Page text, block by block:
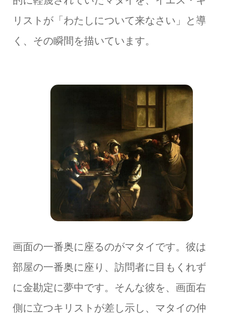
リストが「わたしについて来なさい」と導
く、その瞬間を描いています。
画面の一番奥に座るのがマタイです。彼は
部屋の一番奥に座り、訪問者に目もくれず
に金勘定に夢中です。そんな彼を、画面右
側に立つキリストが差し示し、マタイの仲